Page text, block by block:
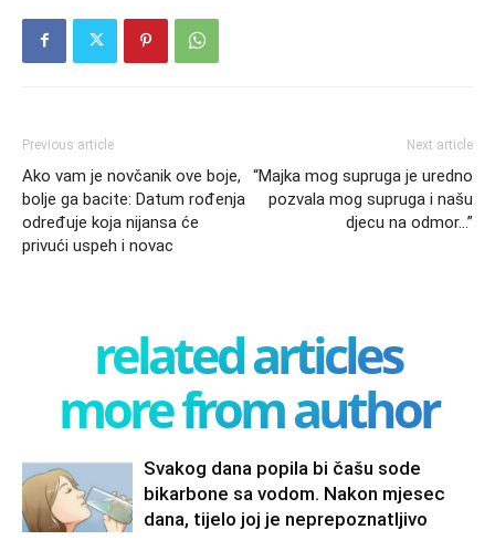
Previous article
Ako vam je novčanik ove boje,
bolje ga bacite: Datum rođenja
određuje koja nijansa će
privući uspeh i novac
Next article
“Majka mog supruga je uredno
pozvala mog supruga i našu
djecu na odmor…”
related articles
more from author
Svakog dana popila bi čašu sode
bikarbone sa vodom. Nakon mjesec
dana, tijelo joj je neprepoznatljivo